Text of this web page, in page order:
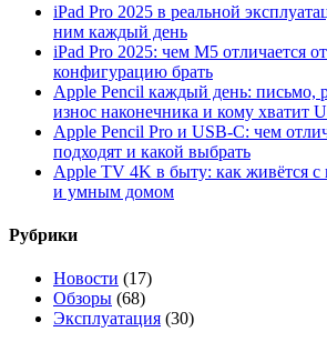
iPad Pro 2025 в реальной
ним каждый день
iPad Pro 2025: чем M5 отличается
конфигурацию брать
Apple Pencil каждый день: письмо,
износ наконечника и кому хватит
Apple Pencil Pro и USB-C: чем
подходят и какой выбрать
Apple TV 4K в быту: как живётся с
и умным домом
Рубрики
Новости (17)
Обзоры (68)
Эксплуатация (30)